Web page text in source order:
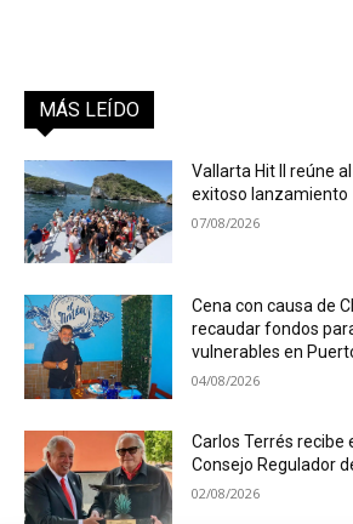
MÁS LEÍDO
Vallarta Hit II reúne
exitoso lanzamiento
07/08/2026
Cena con causa de
recaudar fondos
vulnerables en
04/08/2026
Carlos Terrés recibe
Consejo Regulador
02/08/2026